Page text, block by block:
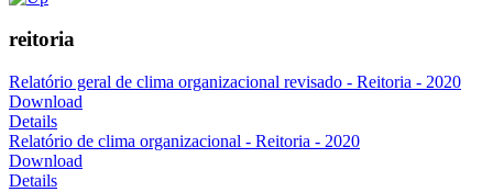
reitoria
Relatório geral de clima organizacional revisado - Reitoria - 2020
Download
Details
Relatório de clima organizacional - Reitoria - 2020
Download
Details